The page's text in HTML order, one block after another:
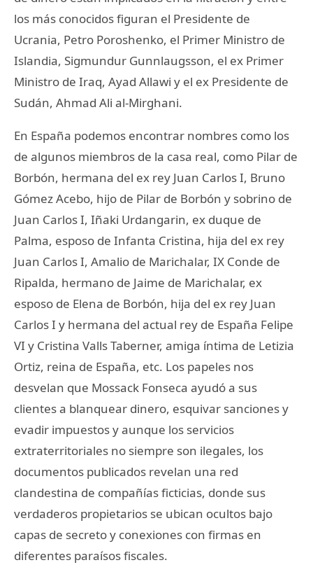
los más conocidos figuran el Presidente de
Ucrania, Petro Poroshenko, el Primer Ministro de
Islandia, Sigmundur Gunnlaugsson, el ex Primer
Ministro de Iraq, Ayad Allawi y el ex Presidente de
Sudán, Ahmad Ali al-Mirghani.
En España podemos encontrar nombres como los
de algunos miembros de la casa real, como Pilar de
Borbón, hermana del ex rey Juan Carlos I, Bruno
Gómez Acebo, hijo de Pilar de Borbón y sobrino de
Juan Carlos I, Iñaki Urdangarin, ex duque de
Palma, esposo de Infanta Cristina, hija del ex rey
Juan Carlos I, Amalio de Marichalar, IX Conde de
Ripalda, hermano de Jaime de Marichalar, ex
esposo de Elena de Borbón, hija del ex rey Juan
Carlos I y hermana del actual rey de España Felipe
VI y Cristina Valls Taberner, amiga íntima de Letizia
Ortiz, reina de España, etc. Los papeles nos
desvelan que Mossack Fonseca ayudó a sus
clientes a blanquear dinero, esquivar sanciones y
evadir impuestos y aunque los servicios
extraterritoriales no siempre son ilegales, los
documentos publicados revelan una red
clandestina de compañías ficticias, donde sus
verdaderos propietarios se ubican ocultos bajo
capas de secreto y conexiones con firmas en
diferentes paraísos fiscales.